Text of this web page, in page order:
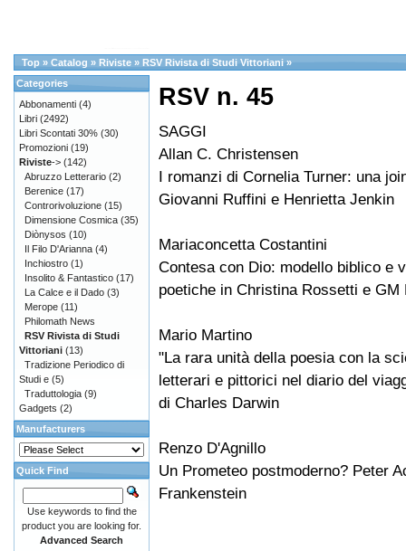
Top » Catalog » Riviste » RSV Rivista di Studi Vittoriani »
RSV n. 45
SAGGI
Allan C. Christensen
I romanzi di Cornelia Turner: una
Giovanni Ruffini e Henrietta Jenkin
Mariaconcetta Costantini
Contesa con Dio: modello biblico e
poetiche in Christina Rossetti e GM
Mario Martino
"La rara unità della poesia con la
letterari e pittorici nel diario del
di Charles Darwin
Renzo D'Agnillo
Un Prometeo postmoderno? Peter
Frankenstein
Categories
Abbonamenti (4)
Libri (2492)
Libri Scontati 30% (30)
Promozioni (19)
Riviste-> (142)
Abruzzo Letterario (2)
Berenice (17)
Controrivoluzione (15)
Dimensione Cosmica (35)
Diònysos (10)
Il Filo D'Arianna (4)
Inchiostro (1)
Insolito & Fantastico (17)
La Calce e il Dado (3)
Merope (11)
Philomath News
RSV Rivista di Studi
Vittoriani (13)
Tradizione Periodico di
Studi e (5)
Traduttologia (9)
Gadgets (2)
Manufacturers
Quick Find
Use keywords to find the
product you are looking for.
Advanced Search